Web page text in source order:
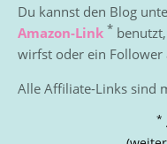
Du kannst den Blog
Amazon-Link *
wirfst oder ein Follower
Alle Affiliate-Links sind
*